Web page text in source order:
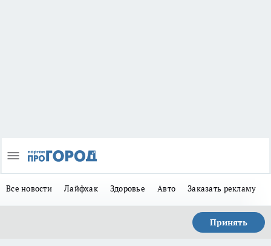
Все новости Лайфхак Здоровье Авто Заказать рекламу
Принять